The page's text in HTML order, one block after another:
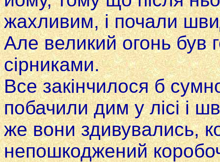
жахливим, i почали
Але великий огонь був
сірниками.
Все закінчилося б
побачили дим у лісі i
же вони здивувались,
непошкоджений